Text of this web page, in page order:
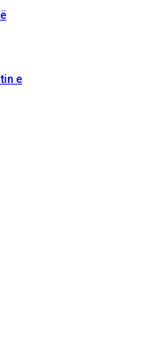
e